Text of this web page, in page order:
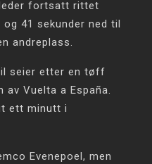
leder fortsatt rittet
41 sekunder ned til
andreplass.
seier etter en tøff
av Vuelta a España.
ett minutt i
Evenepoel, men